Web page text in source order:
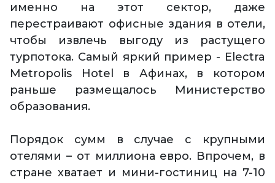
именно на этот сектор, даже
перестраивают офисные здания в отели,
чтобы извлечь выгоду из растущего
турпотока. Самый яркий пример - Electra
Metropolis Hotel в Афинах, в котором
раньше размещалось Министерство
образования.
Порядок сумм в случае с крупными
отелями – от миллиона евро. Впрочем, в
стране хватает и мини-гостиниц на 7-10